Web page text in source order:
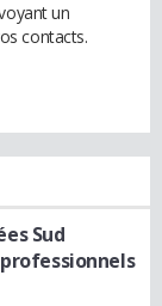
un
contacts.
Sud